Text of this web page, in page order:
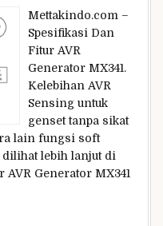
Mettakindo.com –
Spesifikasi Dan
Fitur AVR
Generator MX341.
Kelebihan AVR
Sensing untuk
genset tanpa sikat
lain fungsi soft
lebih lanjut di
Generator MX341